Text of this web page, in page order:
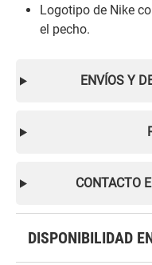
Logotipo de Nike
el pecho.
ENVÍOS Y
CONTACTO
DISPONIBILIDAD